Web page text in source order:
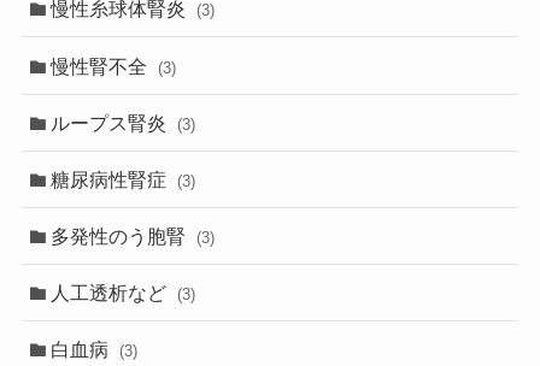
慢性糸球体腎炎 (3)
慢性腎不全 (3)
ループス腎炎 (3)
糖尿病性腎症 (3)
多発性のう胞腎 (3)
人工透析など (3)
白血病 (3)